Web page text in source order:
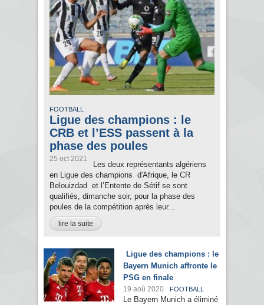
FOOTBALL
Ligue des champions : le
CRB et l’ESS passent à la
phase des poules
25 oct 2021
Les deux représentants algériens
en Ligue des champions d'Afrique, le CR
Belouizdad et l’Entente de Sétif se sont
qualifiés, dimanche soir, pour la phase des
poules de la compétition après leur...
lire la suite
Ligue des champions : le
Bayern Munich affronte le
PSG en finale
19 aoû 2020 FOOTBALL
Le Bayern Munich a éliminé